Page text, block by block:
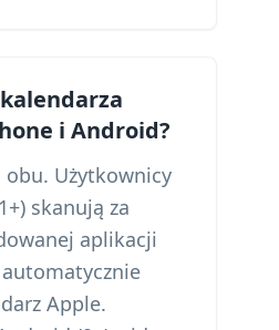
i Android?
obu. Użytkownicy
skanują za
aplikacji
Apple.